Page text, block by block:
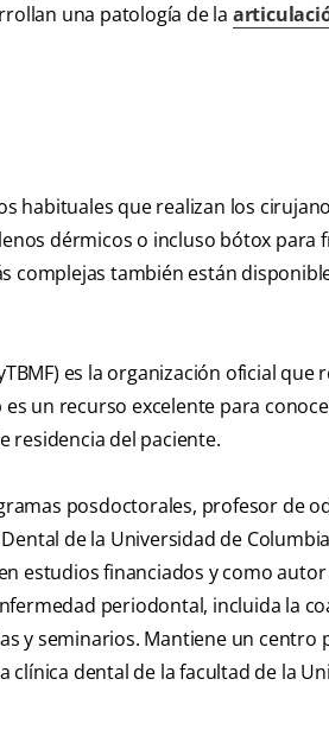
una patología de la
habituales que realizan los
dérmicos o incluso bótox para
complejas también están
es la organización oficial que
un recurso excelente para
residencia del paciente.
posdoctorales, profesor de
de la Universidad de
estudios financiados y como
periodontal, incluida la
y seminarios. Mantiene un centro
clínica dental de la facultad de la